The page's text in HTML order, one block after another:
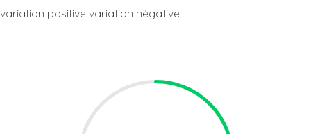
variation positive variation négative